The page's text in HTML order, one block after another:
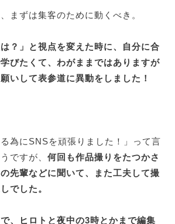
まずは集客のために動くべき。
は？」と視点を変えた時に、自分に合
びたくて、わがままではありますが
いして表参道に異動をしました！
る為にSNSを頑張りました！」って言
ですが、何回も作品撮りをたつかさ
先輩などに聞いて、また工夫して撮
でした。
、ヒロトと夜中の3時とかまで編集